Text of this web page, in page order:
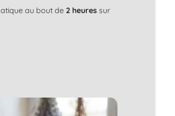
au bout de 2 heures sur